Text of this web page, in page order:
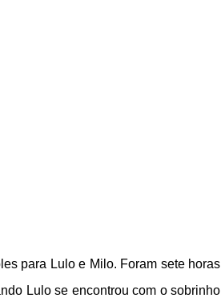
para Lulo e Milo. Foram sete horas
Lulo se encontrou com o sobrinho